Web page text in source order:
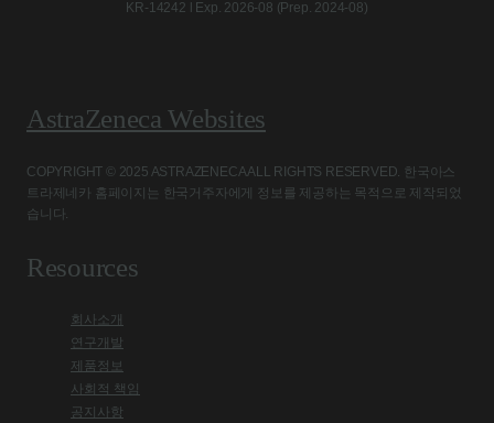
KR-14242 l Exp. 2026-08 (Prep. 2024-08)
AstraZeneca Websites
COPYRIGHT © 2025 ASTRAZENECA ALL RIGHTS RESERVED. 한국아스
트라제네카 홈페이지는 한국거주자에게 정보를 제공하는 목적으로 제작되었
습니다.
Resources
회사소개
연구개발
제품정보
사회적 책임
공지사항